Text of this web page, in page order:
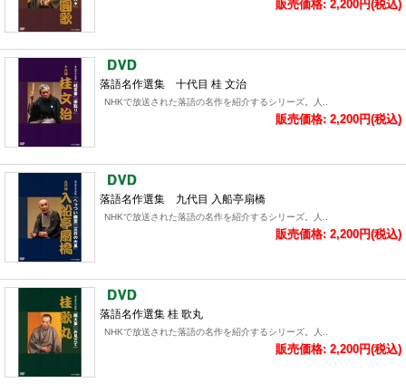
販売価格: 2,200円(税込)
落語名作選集 十代目 桂 文治
NHKで放送された落語の名作を紹介するシリーズ。人..
販売価格: 2,200円(税込)
落語名作選集 九代目 入船亭扇橋
NHKで放送された落語の名作を紹介するシリーズ。人..
販売価格: 2,200円(税込)
落語名作選集 桂 歌丸
NHKで放送された落語の名作を紹介するシリーズ。人..
販売価格: 2,200円(税込)